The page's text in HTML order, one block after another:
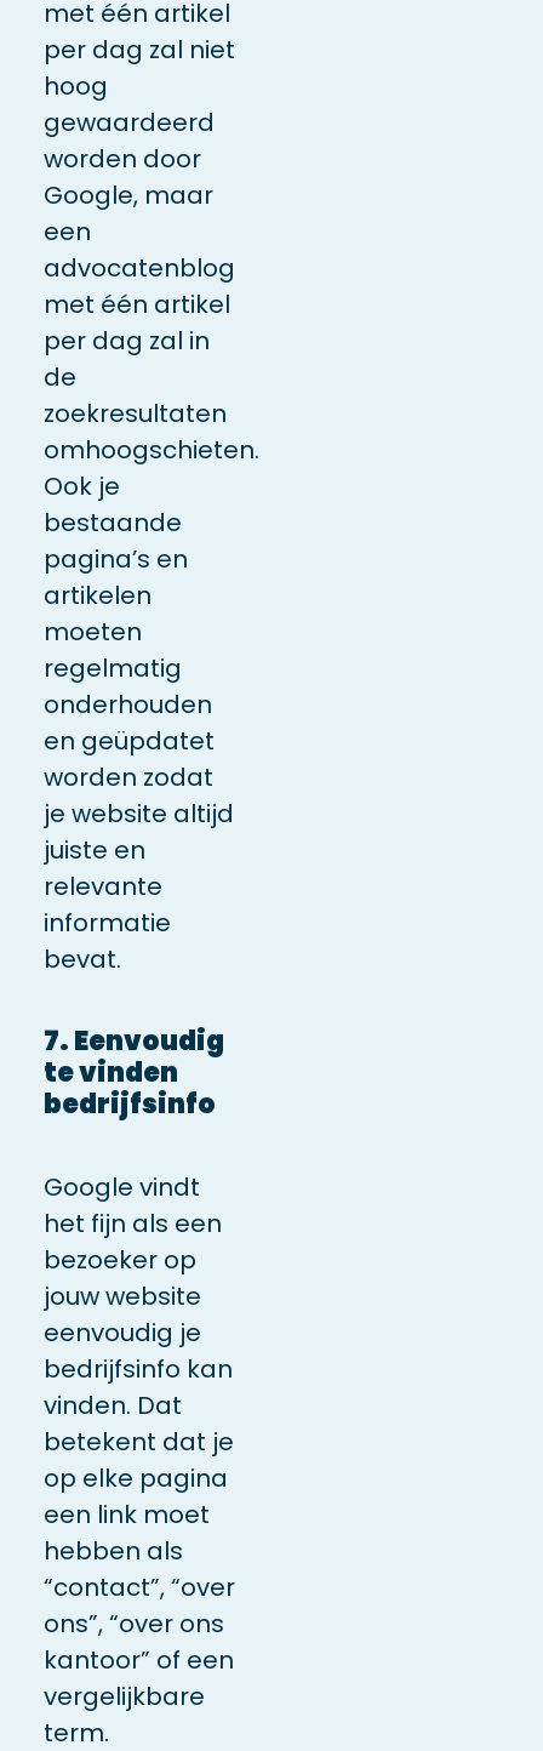
met één artikel
per dag zal niet
hoog
gewaardeerd
worden door
Google, maar
een
advocatenblog
met één artikel
per dag zal in
de
zoekresultaten
omhoogschieten.
Ook je
bestaande
pagina’s en
artikelen
moeten
regelmatig
onderhouden
en geüpdatet
worden zodat
je website altijd
juiste en
relevante
informatie
bevat.
7. Eenvoudig
te vinden
bedrijfsinfo
Google vindt
het fijn als een
bezoeker op
jouw website
eenvoudig je
bedrijfsinfo kan
vinden. Dat
betekent dat je
op elke pagina
een link moet
hebben als
“contact”, “over
ons”, “over ons
kantoor” of een
vergelijkbare
term.